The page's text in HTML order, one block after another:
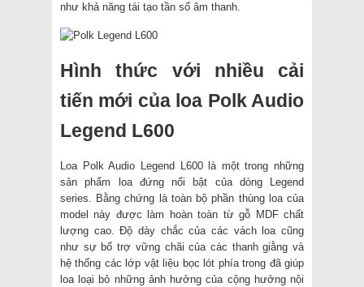
như khả năng tái tạo tần số âm thanh.
Hình thức với nhiều cải
tiến mới của loa Polk Audio
Legend L600
Loa Polk Audio Legend L600 là một trong những
sản phẩm loa đứng nổi bật của dòng Legend
series. Bằng chứng là toàn bộ phần thùng loa của
model này được làm hoàn toàn từ gỗ MDF chất
lượng cao. Độ dày chắc của các vách loa cũng
như sự bổ trợ vững chãi của các thanh giằng và
hệ thống các lớp vật liệu bọc lót phía trong đã giúp
loa loại bỏ những ảnh hưởng của cộng hưởng nội